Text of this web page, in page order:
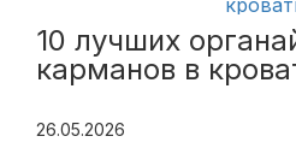
10 лучших
карманов в
26.05.2026